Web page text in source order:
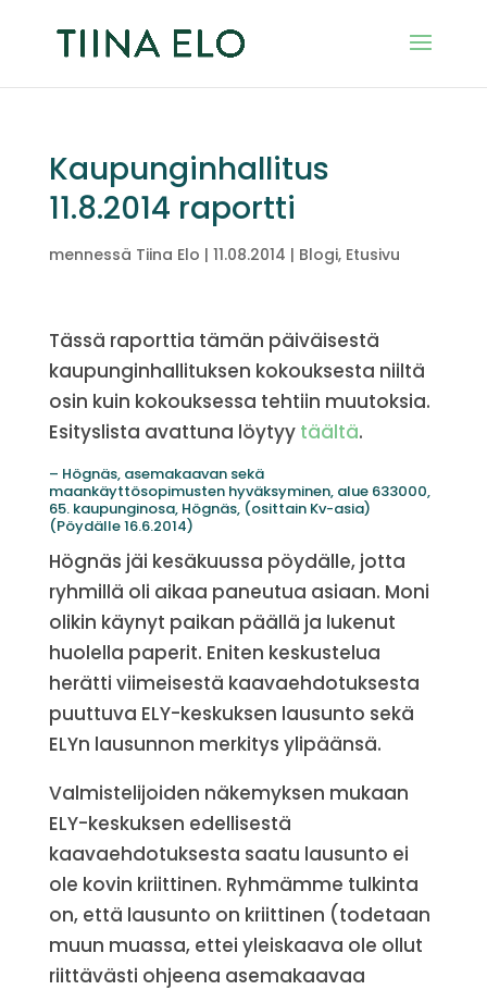
Kaupunginhallitus
11.8.2014 raportti
mennessä Tiina Elo | 11.08.2014 | Blogi, Etusivu
Tässä raporttia tämän päiväisestä
kaupunginhallituksen kokouksesta niiltä
osin kuin kokouksessa tehtiin muutoksia.
Esityslista avattuna löytyy täältä.
– Högnäs, asemakaavan sekä
maankäyttösopimusten hyväksyminen, alue 633000,
65. kaupunginosa, Högnäs, (osittain Kv-asia)
(Pöydälle 16.6.2014)
Högnäs jäi kesäkuussa pöydälle, jotta
ryhmillä oli aikaa paneutua asiaan. Moni
olikin käynyt paikan päällä ja lukenut
huolella paperit. Eniten keskustelua
herätti viimeisestä kaavaehdotuksesta
puuttuva ELY-keskuksen lausunto sekä
ELYn lausunnon merkitys ylipäänsä.
Valmistelijoiden näkemyksen mukaan
ELY-keskuksen edellisestä
kaavaehdotuksesta saatu lausunto ei
ole kovin kriittinen. Ryhmämme tulkinta
on, että lausunto on kriittinen (todetaan
muun muassa, ettei yleiskaava ole ollut
riittävästi ohjeena asemakaavaa